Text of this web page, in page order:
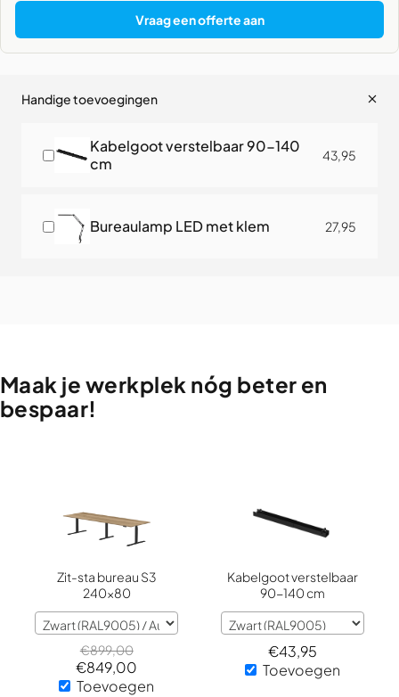
Vraag een offerte aan
Handige toevoegingen
Kabelgoot verstelbaar 90-140
cm
43,95
Bureaulamp LED met klem 27,95
Maak je werkplek nóg beter en
bespaar!
Zit-sta bureau S3
240x80
€899,00
€849,00
Toevoegen
Kabelgoot verstelbaar
90-140 cm
€43,95
Toevoegen